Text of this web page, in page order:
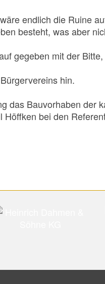
endlich die Ruine
besteht, was aber
gegeben mit der
hin.
das Bauvorhaben
bei den